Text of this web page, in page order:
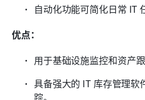
自动化功能可简化日常 IT
优点：
用于基础设施监控和资产
具备强大的 IT 库存管理软